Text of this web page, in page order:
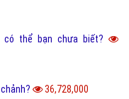
có thể bạn chưa biết?
36,728,000